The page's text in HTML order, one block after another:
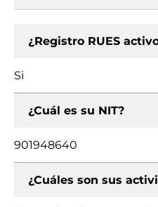
¿Registro RUES
Si
¿Cuál es su NIT?
901948640
¿Cuáles son sus